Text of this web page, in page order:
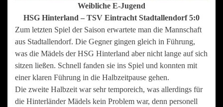
Weibliche E-Jugend
HSG Hinterland – TSV Eintracht Stadtallendorf 5:0
Zum letzten Spiel der Saison erwartete man die Mannschaft
aus Stadtallendorf. Die Gegner gingen gleich in Führung,
was die Mädels der HSG Hinterland aber nicht lange auf sich
sitzen ließen. Schnell fanden sie ins Spiel und konnten mit
einer klaren Führung in die Halbzeitpause gehen.
Die zweite Halbzeit war sehr temporeich, was allerdings für
die Hinterländer Mädels kein Problem war, denn personell